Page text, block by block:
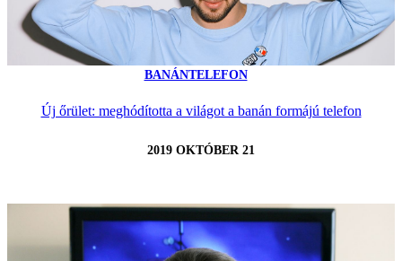
BANÁNTELEFON
Új őrület: meghódította a világot a banán formájú telefon
2019 OKTÓBER 21